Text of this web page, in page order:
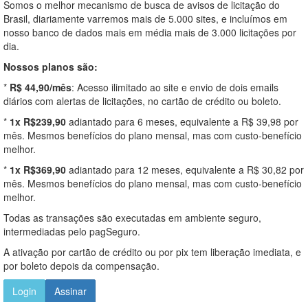
Somos o melhor mecanismo de busca de avisos de licitação do
Brasil, diariamente varremos mais de 5.000 sites, e incluímos em
nosso banco de dados mais em média mais de 3.000 licitações por
dia.
Nossos planos são:
* R$ 44,90/mês: Acesso ilimitado ao site e envio de dois emails
diários com alertas de licitações, no cartão de crédito ou boleto.
* 1x R$239,90 adiantado para 6 meses, equivalente a R$ 39,98 por
mês. Mesmos benefícios do plano mensal, mas com custo-benefício
melhor.
* 1x R$369,90 adiantado para 12 meses, equivalente a R$ 30,82 por
mês. Mesmos benefícios do plano mensal, mas com custo-benefício
melhor.
Todas as transações são executadas em ambiente seguro,
intermediadas pelo pagSeguro.
A ativação por cartão de crédito ou por pix tem liberação imediata, e
por boleto depois da compensação.
Login
Assinar